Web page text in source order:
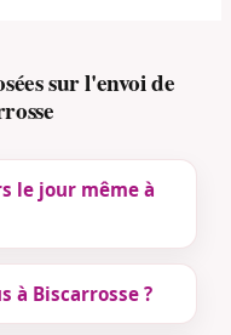
sur l'envoi de
le jour même à
à Biscarrosse ?